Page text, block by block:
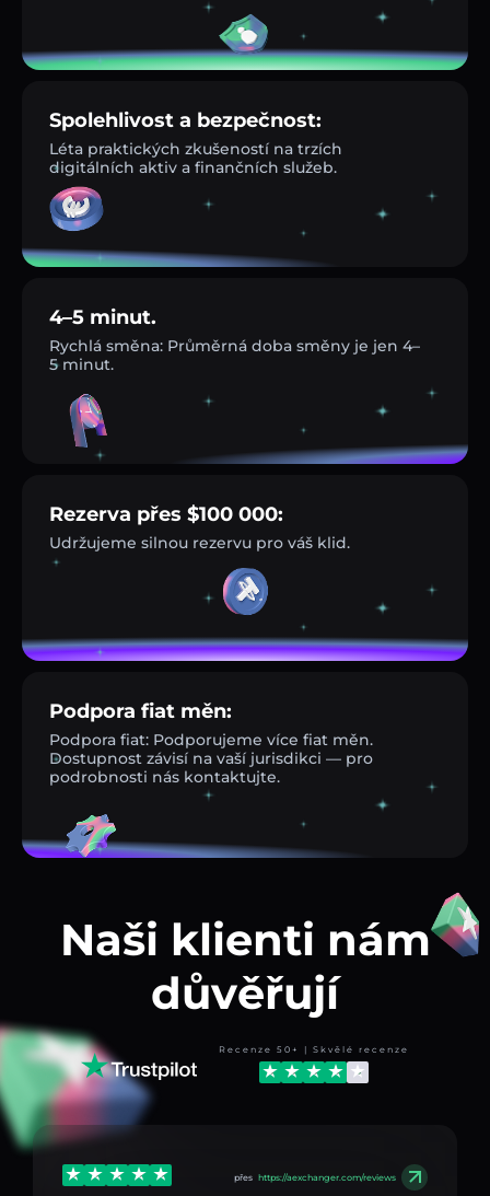
Spolehlivost a bezpečnost:
Léta praktických zkušeností na trzích
digitálních aktiv a finančních služeb.
4–5 minut.
Rychlá směna: Průměrná doba směny je jen 4–
5 minut.
Rezerva přes $100 000:
Udržujeme silnou rezervu pro váš klid.
Podpora fiat měn:
Podpora fiat: Podporujeme více fiat měn.
Dostupnost závisí na vaší jurisdikci — pro
podrobnosti nás kontaktujte.
Naši klienti nám
důvěřují
Recenze 50+ | Skvělé recenze
přes https://aexchanger.com/reviews